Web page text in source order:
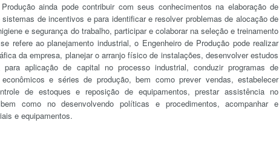
ainda pode contribuir com seus conhecimentos na elaboração de
de incentivos e para identificar e resolver problemas de alocação de
e segurança do trabalho, participar e colaborar na seleção e treinamento
refere ao planejamento industrial, o Engenheiro de Produção pode realizar
da empresa, planejar o arranjo físico de instalações, desenvolver estudos
para aplicação de capital no processo industrial, conduzir programas de
e séries de produção, bem como prever vendas, estabelecer
de estoques e reposição de equipamentos, prestar assistência no
como no desenvolvendo políticas e procedimentos, acompanhar e
e equipamentos.